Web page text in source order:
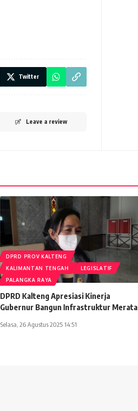
Twitter
Leave a review
DPRD PROV KALTENG
KALIMANTAN TENGAH
LEGISLATIF
PALANGKA RAYA
DPRD Kalteng Apresiasi Kinerja
Gubernur Bangun Infrastruktur Merata
Selasa, 26 Agustus 2025 14:51